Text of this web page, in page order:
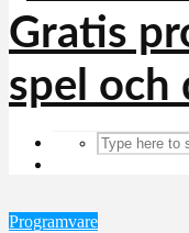
Programvare